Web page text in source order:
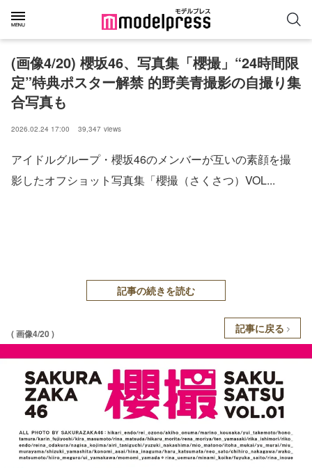
(画像4/20) 櫻坂46、写真集「櫻撮」“24時間限
定”特典ポスター解禁 的野美青撮影の自撮り集
合写真も
2026.02.24 17:00 39,347 views
アイドルグループ・櫻坂46のメンバーが互いの素顔を撮
影したオフショット写真集「櫻撮（さくさつ）VOL...
記事の続きを読む
( 画像4/20 ) 記事に戻る